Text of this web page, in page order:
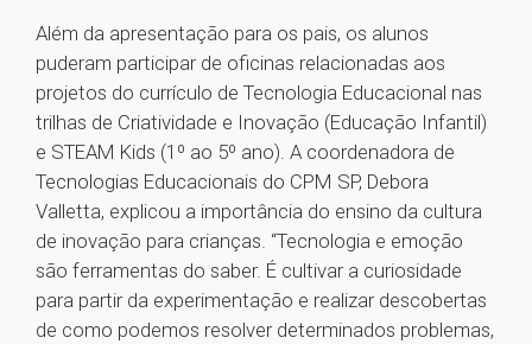
Além da apresentação para os pais, os alunos
puderam participar de oficinas relacionadas aos
projetos do currículo de Tecnologia Educacional nas
trilhas de Criatividade e Inovação (Educação Infantil)
e STEAM Kids (1º ao 5º ano). A coordenadora de
Tecnologias Educacionais do CPM SP, Debora
Valletta, explicou a importância do ensino da cultura
de inovação para crianças. “Tecnologia e emoção
são ferramentas do saber. É cultivar a curiosidade
para partir da experimentação e realizar descobertas
de como podemos resolver determinados problemas,